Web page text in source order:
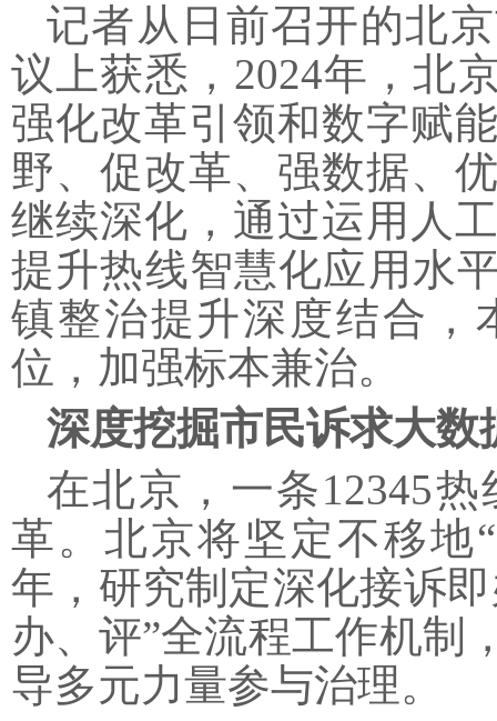
记者从日前召开的北
议上获悉， 2024年，北
强化改革引领和数字赋
野、促改革、强数据、
继续深化，通过运用人
提升热线智慧化应用水
镇整治提升深度结合，
位，加强标本兼治。
深度挖掘市民诉求大数
在北京，一条12345
革。北京将坚定不移地
年，研究制定深化接诉
办、评”全流程工作机制
导多元力量参与治理。